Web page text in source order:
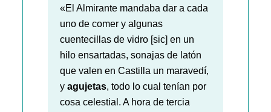
«El Almirante mandaba dar a cada
uno de comer y algunas
cuentecillas de vidro [sic] en un
hilo ensartadas, sonajas de latón
que valen en Castilla un maravedí,
yagujetas, todo lo cual tenían por
cosa celestial. A hora de tercia